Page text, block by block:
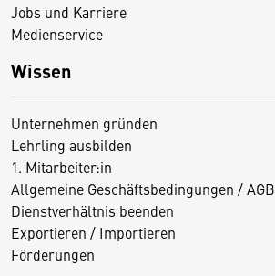
Jobs und Karriere
Medienservice
Wissen
Unternehmen gründen
Lehrling ausbilden
1. Mitarbeiter:in
Allgemeine Geschäftsbedingungen / AGB
Dienstverhältnis beenden
Exportieren / Importieren
Förderungen